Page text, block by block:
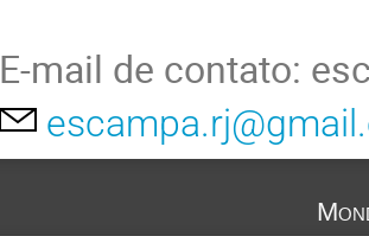
E-mail de contato: